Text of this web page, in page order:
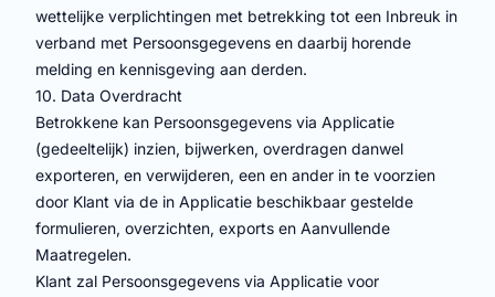
wettelijke verplichtingen met betrekking tot een Inbreuk in
verband met Persoonsgegevens en daarbij horende
melding en kennisgeving aan derden.
10. Data Overdracht
Betrokkene kan Persoonsgegevens via Applicatie
(gedeeltelijk) inzien, bijwerken, overdragen danwel
exporteren, en verwijderen, een en ander in te voorzien
door Klant via de in Applicatie beschikbaar gestelde
formulieren, overzichten, exports en Aanvullende
Maatregelen.
Klant zal Persoonsgegevens via Applicatie voor